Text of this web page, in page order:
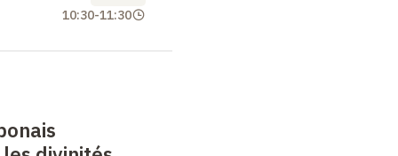
10:30-11:30